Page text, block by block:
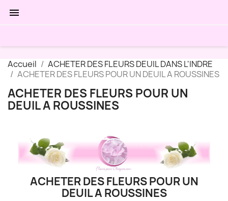

Accueil
ACHETER DES FLEURS DEUIL DANS L'INDRE
ACHETER DES FLEURS POUR UN DEUIL A ROUSSINES
ACHETER DES FLEURS POUR UN
DEUIL A ROUSSINES
ACHETER DES FLEURS POUR UN
DEUIL A ROUSSINES